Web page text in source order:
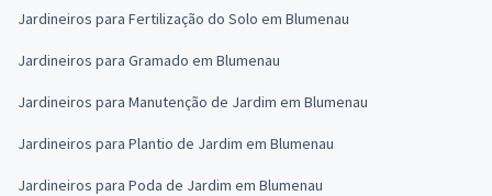
Jardineiros para Fertilização do Solo em Blumenau
Jardineiros para Gramado em Blumenau
Jardineiros para Manutenção de Jardim em Blumenau
Jardineiros para Plantio de Jardim em Blumenau
Jardineiros para Poda de Jardim em Blumenau